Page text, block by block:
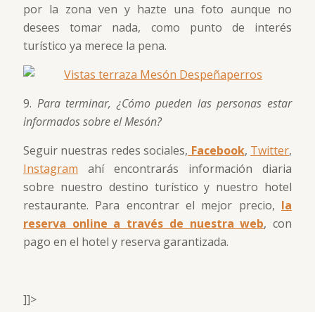
por la zona ven y hazte una foto aunque no
desees tomar nada, como punto de interés
turístico ya merece la pena.
9. Para terminar, ¿Cómo pueden las personas estar
informados sobre el Mesón?
Seguir nuestras redes sociales, Facebook, Twitter,
Instagram ahí encontrarás información diaria
sobre nuestro destino turístico y nuestro hotel
restaurante. Para encontrar el mejor precio, la
reserva online a través de nuestra web, con
pago en el hotel y reserva garantizada.
]]>